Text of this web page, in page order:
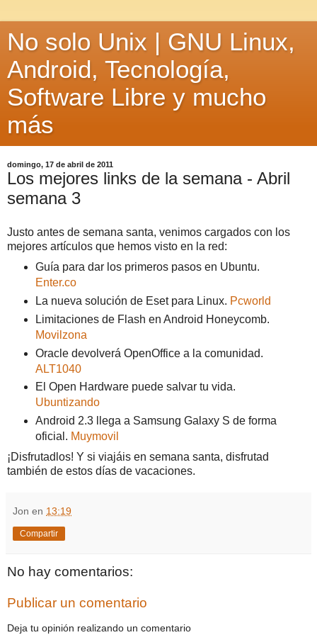
No solo Unix | GNU Linux,
Android, Tecnología,
Software Libre y mucho
más
domingo, 17 de abril de 2011
Los mejores links de la semana - Abril
semana 3
Justo antes de semana santa, venimos cargados con los
mejores artículos que hemos visto en la red:
Guía para dar los primeros pasos en Ubuntu.
Enter.co
La nueva solución de Eset para Linux. Pcworld
Limitaciones de Flash en Android Honeycomb.
Movilzona
Oracle devolverá OpenOffice a la comunidad.
ALT1040
El Open Hardware puede salvar tu vida.
Ubuntizando
Android 2.3 llega a Samsung Galaxy S de forma
oficial. Muymovil
¡Disfrutadlos! Y si viajáis en semana santa, disfrutad
también de estos días de vacaciones.
Jon en 13:19
Compartir
No hay comentarios:
Publicar un comentario
Deja tu opinión realizando un comentario